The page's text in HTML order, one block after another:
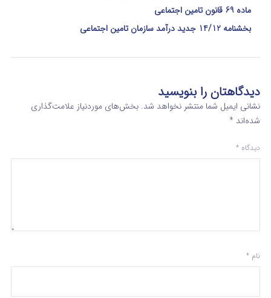
ماده 69 قانون تامین اجتماعی
بخشنامه 14/12 جدید درآمد سازمان تامین اجتماعی
دیدگاهتان را بنویسید
نشانی ایمیل شما منتشر نخواهد شد. بخش‌های موردنیاز علامت‌گذاری
شده‌اند *
دیدگاه *
نام *